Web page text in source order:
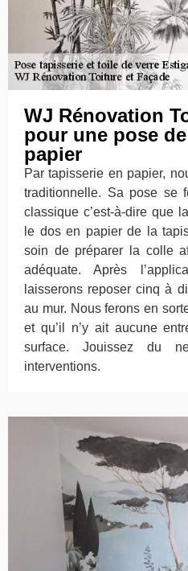
WJ Rénovation
pour une pose
papier
Par tapisserie en papier,
traditionnelle. Sa pose se
classique c’est-à-dire que
le dos en papier de la
soin de préparer la colle
adéquate. Après
laisserons reposer cinq à
au mur. Nous ferons en
et qu’il n’y ait aucune
surface. Jouissez du
interventions.